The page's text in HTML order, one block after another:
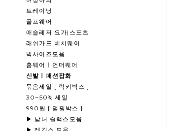
트레이닝
골프웨어
애슬레저|요가|스포츠
래쉬가드|비치웨어
빅사이즈모음
홈웨어ㅣ언더웨어
신발ㅣ패션잡화
묶음세일 [ 럭키박스 ]
30~50% 세일
990원 [ 덤핑박스 ]
▶ 남녀 슬랙스모음